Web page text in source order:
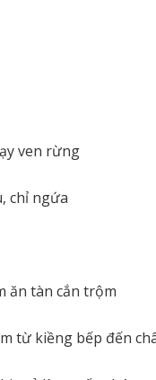
ven rừng
chỉ ngứa
ăn tàn cắn trộm
từ kiềng bếp đến